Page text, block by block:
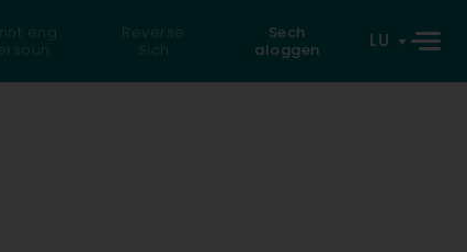
eng
Reverse
Sich
Sech
aloggen
LU